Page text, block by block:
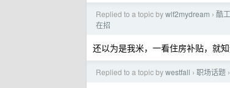
Replied to a topic bywlf2mydream › 酷
在招
还以为是我米，一看住房补贴，就
Replied to a topic bywestfall › 职场话题 ›